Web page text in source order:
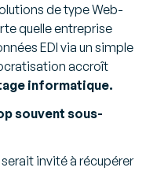
de type Web-
quelle entreprise
EDI via un simple
accroît
informatique.
souvent sous-
serait invité à récupérer